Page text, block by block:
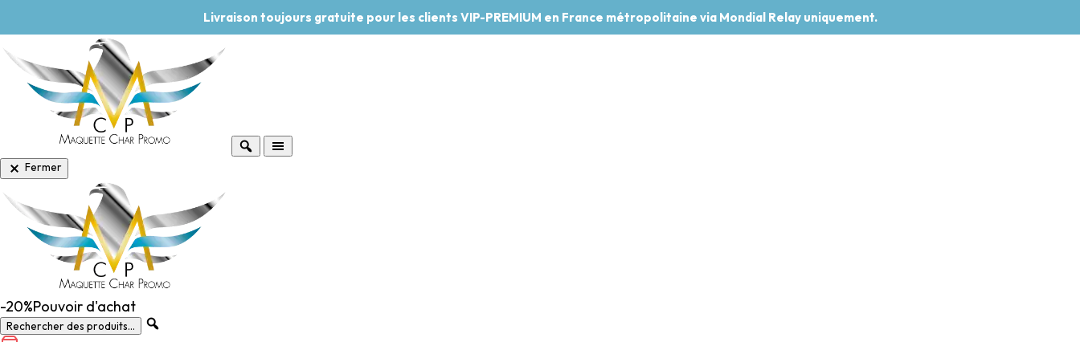
Livraison toujours gratuite pour les clients VIP-PREMIUM en France métropolitaine via Mondial Relay uniquement.
Fermer
-20%Pouvoir d'achat
Rechercher des produits...